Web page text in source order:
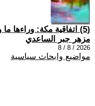
(5) اتفاقية مكة: وراءها ما وراءها
مزهر جبر الساعدي
2026 / 8 / 8
مواضيع وابحاث سياسية